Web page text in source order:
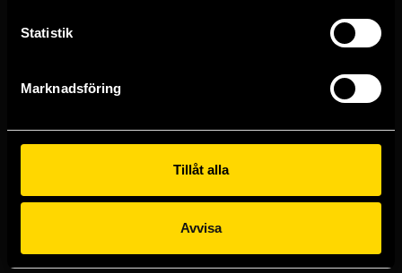
Statistik
Marknadsföring
Tillåt alla
Avvisa
Västerlånggatan 48
Göteborgsbutiken
Kungsgatan 19
Malmöbutiken
582 19 Linköping